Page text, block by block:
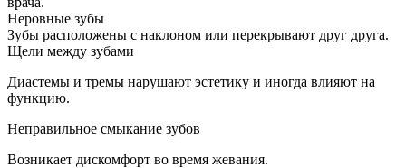
Неровные зубы
Зубы расположены с наклоном или перекрывают друг друга.
Щели между зубами
Диастемы и тремы нарушают эстетику и иногда влияют на
функцию.
Неправильное смыкание зубов
Возникает дискомфорт во время жевания.